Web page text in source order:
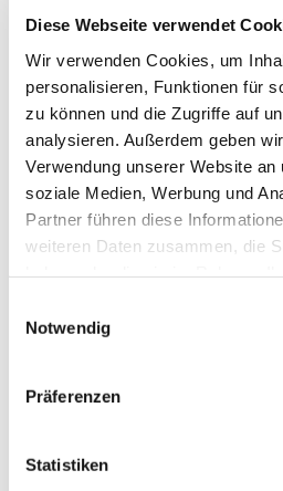
Diese Webseite verwendet
Wir verwenden Cookies, um
personalisieren, Funktionen für
zu können und die Zugriffe auf
analysieren. Außerdem geben
Verwendung unserer Website
soziale Medien, Werbung und
Partner führen diese
weiteren Daten zusammen, die
Notwendig
Präferenzen
Statistiken
©
KuPoB
Ziel des KuPoB-Projekts ist die
eines Polizeifahrzeugs auf einen
Darüber hinaus wird neben den
das Einsparpotenzial von